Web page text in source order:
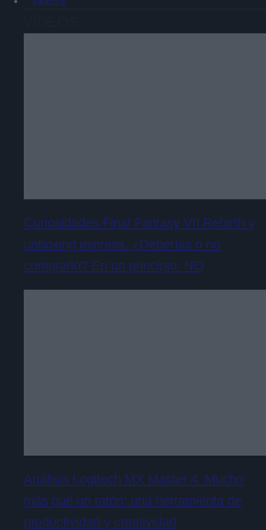
Curiosidades Final Fantasy VII Rebirth y
unboxing express. ¿Deberías o no
comprarlo? En un principio: NO
Análisis Logitech MX Master 4. Mucho
más que un ratón: una herramienta de
productividad y creatividad